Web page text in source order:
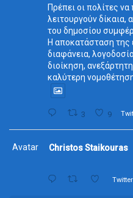
Πρέπει οι πολίτες να
λειτουργούν
του δημοσίου
Η αποκατάσταση της
διαφάνεια,
διοίκηση,
καλύτερη
3 9
Avatar Christos Staikouras
Twitter